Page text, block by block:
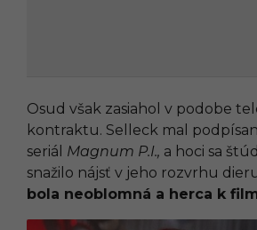
Osud však zasiahol v podobe
kontraktu. Selleck mal
seriál Magnum P.I., a hoci sa
snažilo nájsť v jeho rozvrhu
bola neoblomná a herca k